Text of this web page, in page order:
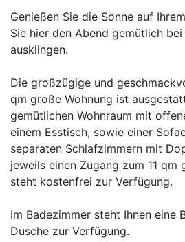
Genießen Sie die Sonne auf
Sie hier den Abend gemütlich bei
ausklingen.
Die großzügige und
qm große Wohnung ist
gemütlichen Wohnraum mit
einem Esstisch, sowie einer
separaten Schlafzimmern mit
jeweils einen Zugang zum 11 qm
steht kostenfrei zur Verfügung.
Im Badezimmer steht Ihnen eine
Dusche zur Verfügung.